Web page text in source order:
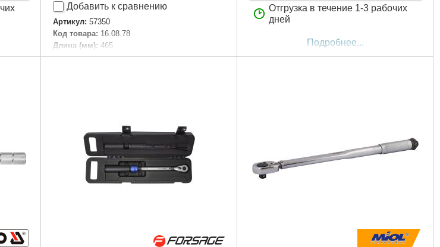
Добавить к сравнению
Артикул: 57350
Код товара: 16.08.78
Длина (мм): 465
Присоединительный квадрат, "(дюйм): 1/2"
Отгрузка в течение 1-3 рабочих
дней
Подробнее...